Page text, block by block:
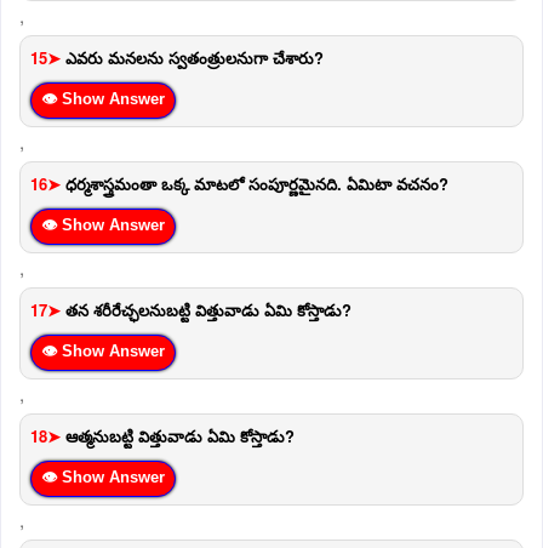
,
15➤ ఎవరు మనలను స్వతంత్రులనుగా చేశారు?
👁 Show Answer
,
16➤ ధర్మశాస్త్రమంతా ఒక్క మాటలో సంపూర్ణమైనది. ఏమిటా వచనం?
👁 Show Answer
,
17➤ తన శరీరేచ్ఛలనుబట్టి విత్తువాడు ఏమి కోస్తాడు?
👁 Show Answer
,
18➤ ఆత్మనుబట్టి విత్తువాడు ఏమి కోస్తాడు?
👁 Show Answer
,